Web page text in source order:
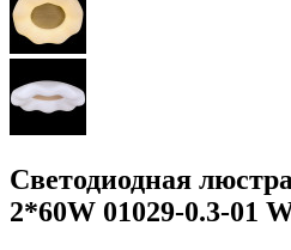
Светодиодная
2*60W 01029-0.3-01